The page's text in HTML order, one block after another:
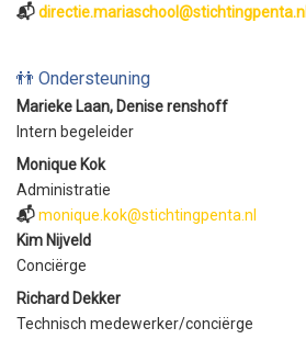
📬directie.mariaschool@stichtingpenta.nl
👬 Ondersteuning
Marieke Laan, Denise renshoff
Intern begeleider
Monique Kok
Administratie
📬monique.kok@stichtingpenta.nl
Kim Nijveld
Conciërge
Richard Dekker
Technisch medewerker/conciërge